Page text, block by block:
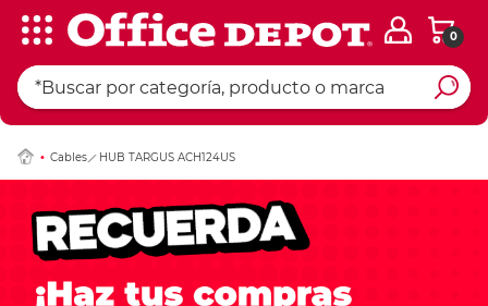
0
Cables HUB TARGUS ACH124US
Ingresar Codigo